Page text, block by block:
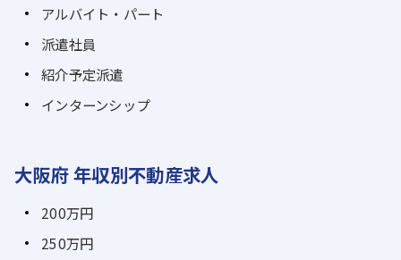
アルバイト・パート
派遣社員
紹介予定派遣
インターンシップ
大阪府 年収別不動産求人
200万円
250万円